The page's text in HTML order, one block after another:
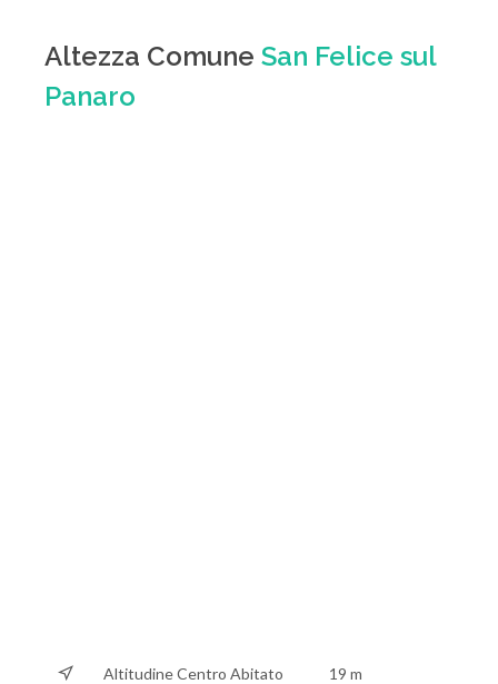
Altezza Comune San Felice sul
Panaro
Altitudine Centro Abitato 19 m